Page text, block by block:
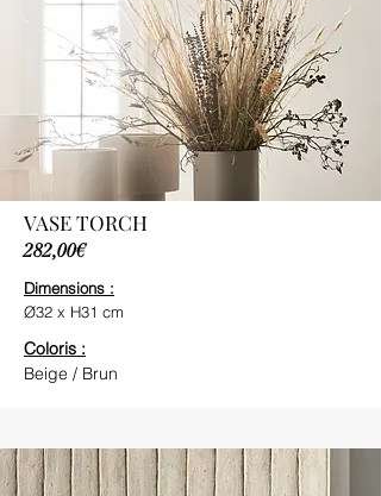
VASE TORCH
282,00€
Dimensions :
Ø32 x H31 cm
Coloris :
Beige / Brun